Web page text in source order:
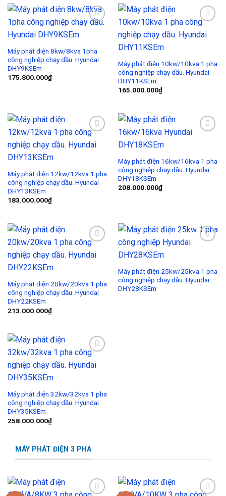
Add to
Máy phát điện 8kw/8kva 1pha
công nghiệp chạy dầu. Hyundai
DHY9KSEm
175.800.000₫
Add to
Wishlist
Máy phát điện 10kw/10kva 1 pha
công nghiệp chạy dầu. Hyundai
DHY11KSEm
165.000.000₫
Add to
Wishlist
Máy phát điện 12kw/12kva 1 pha
công nghiệp chạy dầu. Hyundai
DHY13KSEm
183.000.000₫
Máy phát điện 16kw/16kva 1 pha
công nghiệp chạy dầu. Hyundai
DHY18KSEm
208.000.000₫
Add to
Wishlist
Máy phát điện 20kw/20kva 1 pha
công nghiệp chạy dầu. Hyundai
DHY22KSEm
213.000.000₫
Máy phát điện 25kw/25kva 1 pha
công nghiệp chạy dầu. Hyundai
DHY28KSEm
Add to
Wishlist
Máy phát điện 32kw/32kva 1 pha
công nghiệp chạy dầu. Hyundai
DHY35KSEm
258.000.000₫
MÁY PHÁT ĐIỆN 3 PHA